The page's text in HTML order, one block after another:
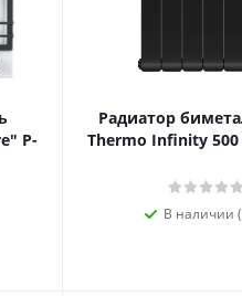
P-
Радиатор
Thermo Infinity 500
В наличии